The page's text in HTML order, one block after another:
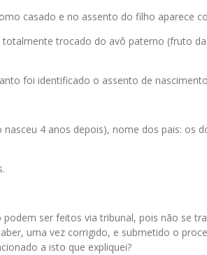
casado e no assento do filho aparece
trocado do avô paterno (fruto
foi identificado o assento de
4 anos depois), nome dos pais: os
ser feitos via tribunal, pois não se
uma vez corrigido, e submetido o
a isto que expliquei?